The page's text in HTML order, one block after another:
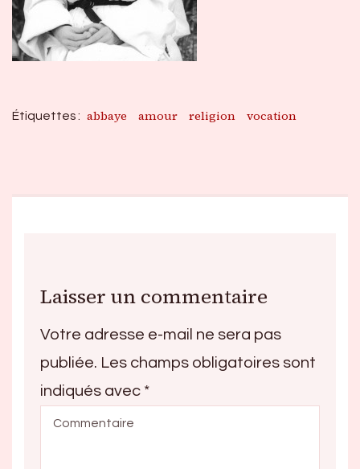
Étiquettes : abbaye amour religion vocation
Laisser un commentaire
Votre adresse e-mail ne sera pas
publiée. Les champs obligatoires sont
indiqués avec *